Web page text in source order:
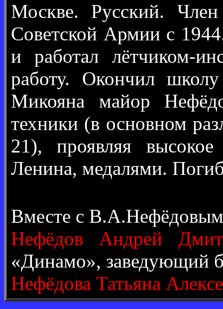
Москве. Русский.
Советской Армии с
и работал лётчиком-
работу. Окончил
Микояна майор
техники (в основном
21), проявляя
Ленина, медалями.
Вместе с
Нефёдов Андрей
«Динамо», заведующий
Нефёдова Татьяна